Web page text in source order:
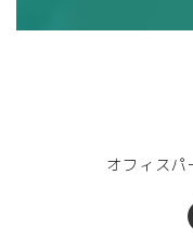
オフィスパ